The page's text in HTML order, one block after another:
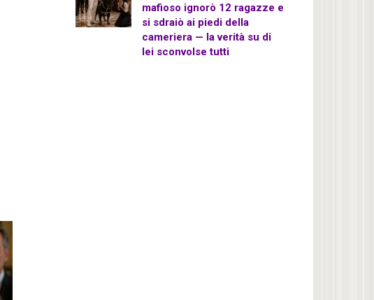
mafioso ignorò 12 ragazze e
si sdraiò ai piedi della
cameriera — la verità su di
lei sconvolse tutti